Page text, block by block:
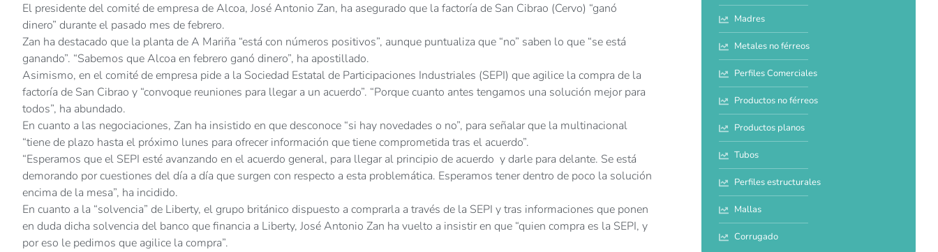
El presidente del comité de empresa de Alcoa, José Antonio Zan, ha asegurado que la factoría de San Cibrao (Cervo) “ganó
dinero” durante el pasado mes de febrero.
Zan ha destacado que la planta de A Mariña “está con números positivos”, aunque puntualiza que “no” saben lo que “se está
ganando”. “Sabemos que Alcoa en febrero ganó dinero”, ha apostillado.
Asimismo, en el comité de empresa pide a la Sociedad Estatal de Participaciones Industriales (SEPI) que agilice la compra de la
factoría de San Cibrao y “convoque reuniones para llegar a un acuerdo”. “Porque cuanto antes tengamos una solución mejor para
todos”, ha abundado.
En cuanto a las negociaciones, Zan ha insistido en que desconoce “si hay novedades o no”, para señalar que la multinacional
“tiene de plazo hasta el próximo lunes para ofrecer información que tiene comprometida tras el acuerdo”.
“Esperamos que el SEPI esté avanzando en el acuerdo general, para llegar al principio de acuerdo y darle para delante. Se está
demorando por cuestiones del día a día que surgen con respecto a esta problemática. Esperamos tener dentro de poco la solución
encima de la mesa”, ha incidido.
En cuanto a la “solvencia” de Liberty, el grupo británico dispuesto a comprarla a través de la SEPI y tras informaciones que ponen
en duda dicha solvencia del banco que financia a Liberty, José Antonio Zan ha vuelto a insistir en que “quien compra es la SEPI, y
por eso le pedimos que agilice la compra”.
Madres
Metales no férreos
Perfiles Comerciales
Productos no férreos
Productos planos
Tubos
Perfiles estructurales
Mallas
Corrugado